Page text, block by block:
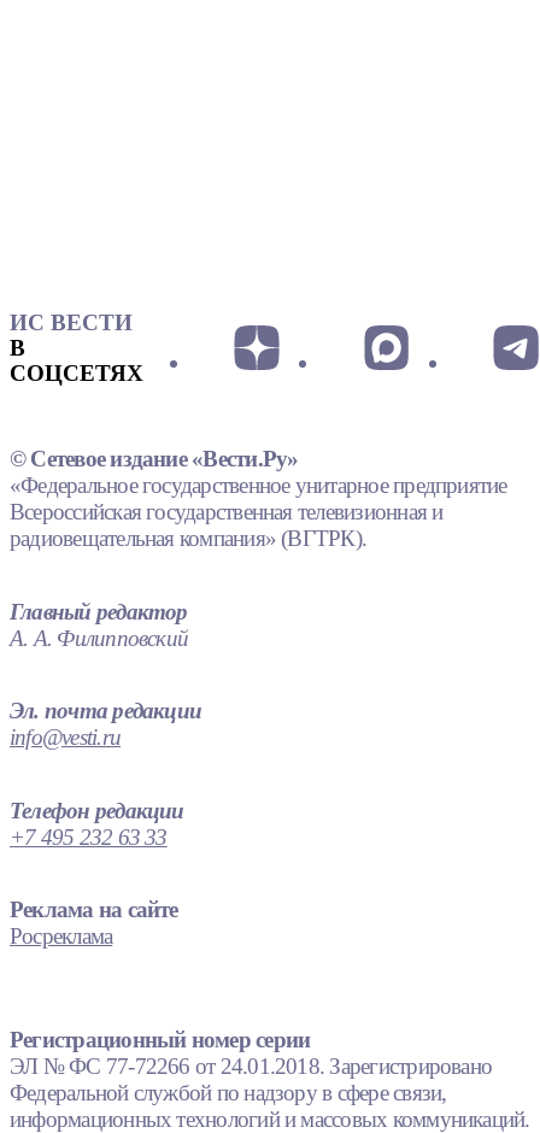
ИС ВЕСТИ
В
СОЦСЕТЯХ
© Сетевое издание «Вести.Ру»
«Федеральное государственное унитарное предприятие
Всероссийская государственная телевизионная и
радиовещательная компания» (ВГТРК).
Главный редактор
А. А. Филипповский
Эл. почта редакции
info@vesti.ru
Телефон редакции
+7 495 232 63 33
Реклама на сайте
Росреклама
Регистрационный номер серии
ЭЛ № ФС 77-72266 от 24.01.2018. Зарегистрировано
Федеральной службой по надзору в сфере связи,
информационных технологий и массовых коммуникаций.